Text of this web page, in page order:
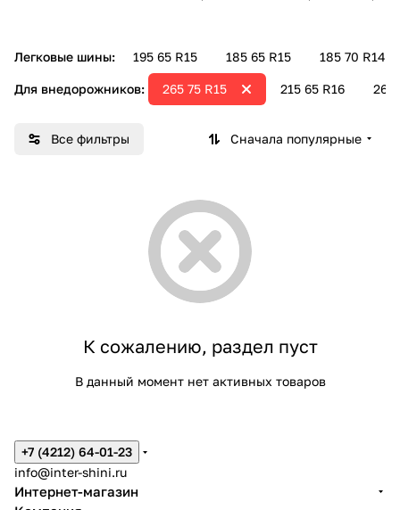
Легковые шины: 195 65 R15 185 65 R15 185 70 R14
Для внедорожников: 215 65 R16 265
265 75 R15
Все фильтры Сначала популярные
К сожалению, раздел пуст
В данный момент нет активных товаров
+7 (4212) 64-01-23
info@inter-shini.ru
Интернет-магазин